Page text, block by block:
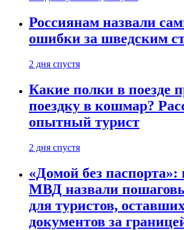
Россиянам назвали
ошибки за шведским
2 дня спустя
Какие полки в поезде
поездку в кошмар?
опытный турист
2 дня спустя
«Домой без
МВД назвали
для туристов,
документов за